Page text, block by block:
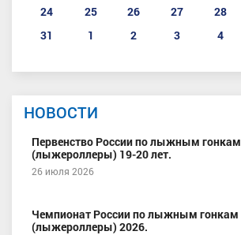
24
25 26 27 28
31
1 2 3 4
НОВОСТИ
Первенство России по лыжным гонкам
(лыжероллеры) 19-20 лет.
26 июля 2026
Чемпионат России по лыжным гонкам
(лыжероллеры) 2026.